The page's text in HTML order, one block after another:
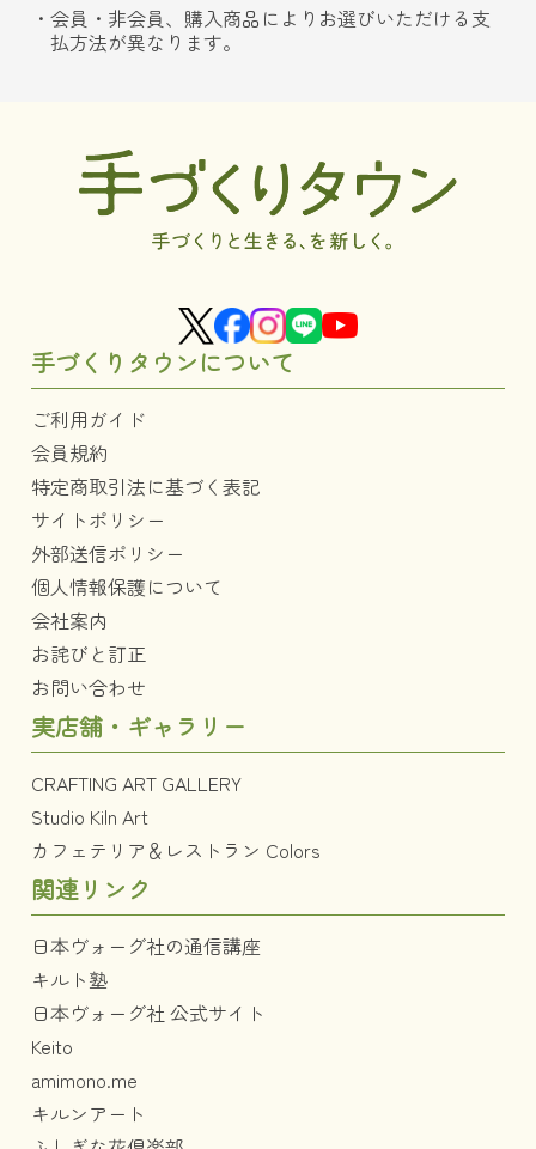
会員・非会員、購入商品によりお選びいただける支
払方法が異なります。
手づくりタウンについて
ご利用ガイド
会員規約
特定商取引法に基づく表記
サイトポリシー
外部送信ポリシー
個人情報保護について
会社案内
お詫びと訂正
お問い合わせ
実店舗・ギャラリー
CRAFTING ART GALLERY
Studio Kiln Art
カフェテリア＆レストラン Colors
関連リンク
日本ヴォーグ社の通信講座
キルト塾
日本ヴォーグ社 公式サイト
Keito
amimono.me
キルンアート